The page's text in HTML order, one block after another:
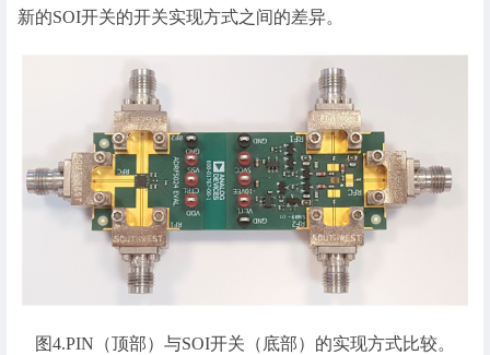
新的SOI开关的开关实现方式之间的差异。
图4.PIN（顶部）与SOI开关（底部）的实现方式比较。